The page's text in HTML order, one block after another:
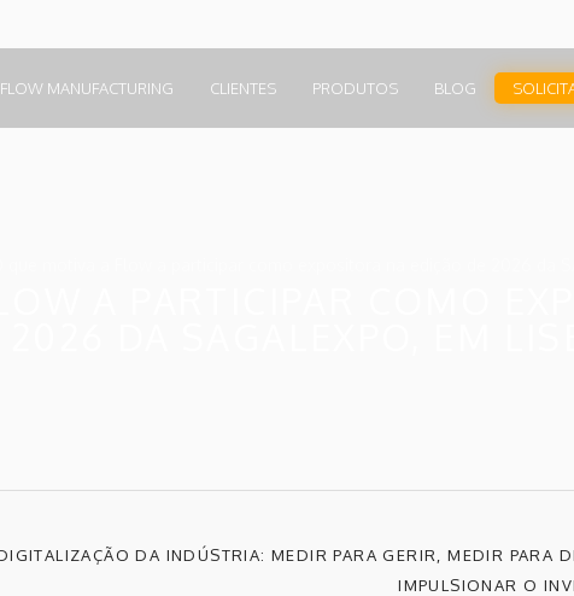
FLOW MANUFACTURING CLIENTES PRODUTOS BLOG
DA INDÚSTRIA: MEDIR PARA GERIR, MEDIR PARA
IMPULSIONAR O